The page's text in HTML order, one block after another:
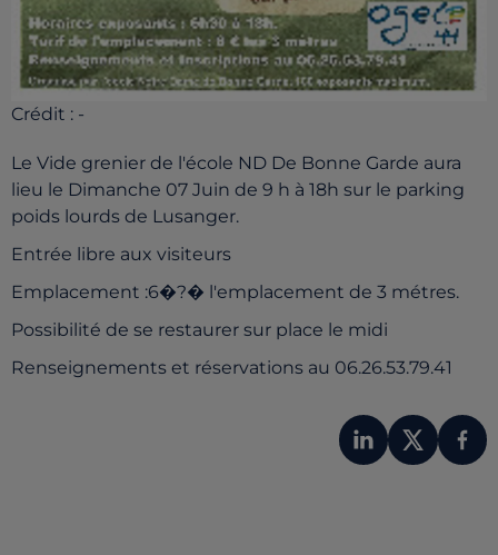
Crédit : -
Le Vide grenier de l'école ND De Bonne Garde aura
lieu le Dimanche 07 Juin de 9 h à 18h sur le parking
poids lourds de Lusanger.
Entrée libre aux visiteurs
Emplacement :6�?� l'emplacement de 3 métres.
Possibilité de se restaurer sur place le midi
Renseignements et réservations au 06.26.53.79.41